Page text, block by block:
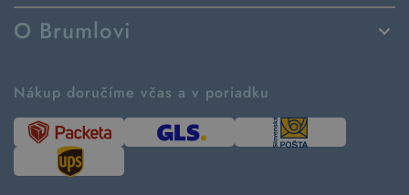
Spôsoby dodania a platby
Vrátenie tovaru a reklamácia
Návod ako nakupovať
Tabuľka veľkostí
Predávané značky
O Brumlovi
Ako tvoríme second hand
Časté otázky
Kde pomáhame
Udržateľnosť
Nákup doručíme včas a v poriadku